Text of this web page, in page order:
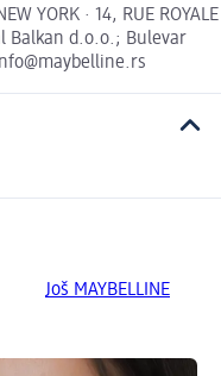
YORK · 14, RUE ROYALE
Balkan d.o.o.; Bulevar
Još MAYBELLINE